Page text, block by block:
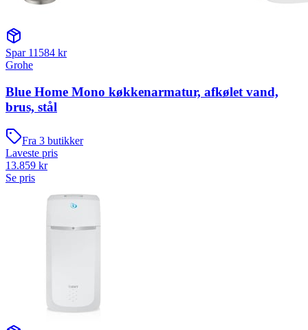
Spar 11584 kr
Grohe
Blue Home Mono køkkenarmatur, afkølet vand,
brus, stål
Fra 3 butikker
Laveste pris
13.859 kr
Se pris